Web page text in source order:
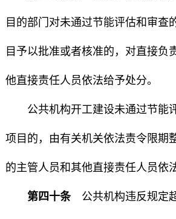
目的部门对未通过节能评估和审查
目予以批准或者核准的，对直接负
他直接责任人员依法给予处分。
公共机构开工建设未通过节能
项目的，由有关机关依法责令限期
的主管人员和其他直接责任人员依
第四十条公共机构违反规定